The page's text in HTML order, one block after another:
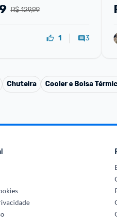
R$ 129,99
1 3
Chuteira Cooler e Bolsa